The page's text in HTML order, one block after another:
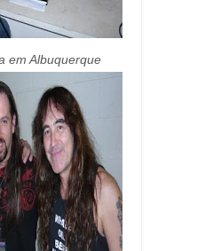
em Albuquerque